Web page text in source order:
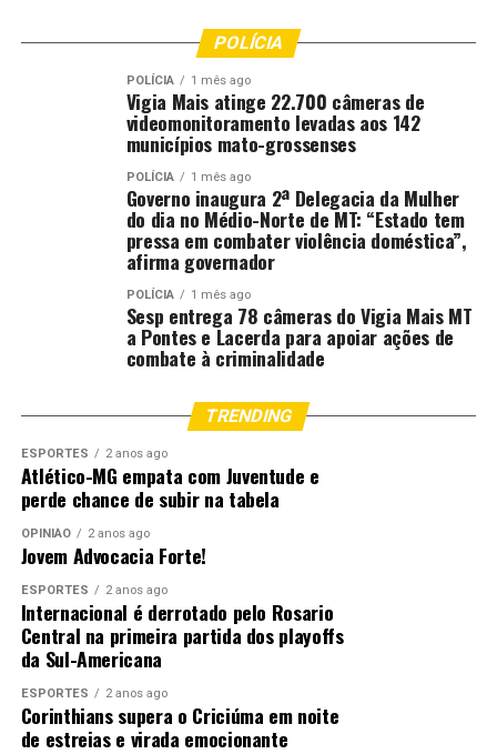
POLÍCIA
POLÍCIA 1 mês ago
Vigia Mais atinge 22.700 câmeras de
videomonitoramento levadas aos 142
municípios mato-grossenses
POLÍCIA 1 mês ago
Governo inaugura 2ª Delegacia da Mulher
do dia no Médio-Norte de MT: “Estado tem
pressa em combater violência doméstica”,
afirma governador
POLÍCIA 1 mês ago
Sesp entrega 78 câmeras do Vigia Mais MT
a Pontes e Lacerda para apoiar ações de
combate à criminalidade
TRENDING
ESPORTES 2 anos ago
Atlético-MG empata com Juventude e
perde chance de subir na tabela
OPINIÃO 2 anos ago
Jovem Advocacia Forte!
ESPORTES 2 anos ago
Internacional é derrotado pelo Rosario
Central na primeira partida dos playoffs
da Sul-Americana
ESPORTES 2 anos ago
Corinthians supera o Criciúma em noite
de estreias e virada emocionante